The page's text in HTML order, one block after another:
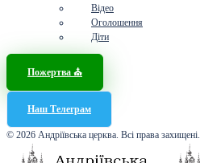
Відео
Оголошення
Діти
Пожертва ⛪️
Наш Телеграм
© 2026 Андріївська церква. Всі права захищені.